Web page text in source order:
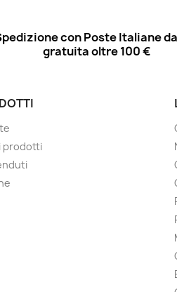
con Poste Italiane
gratuita oltre 100 €
prodotti